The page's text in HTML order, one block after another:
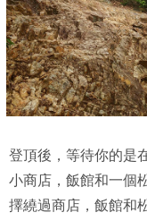
登頂後，等待你的是
小商店，飯館和一個
擇繞過商店，飯館和